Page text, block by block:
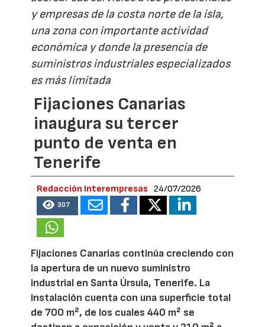
y empresas de la costa norte de la isla,
una zona con importante actividad
económica y donde la presencia de
suministros industriales especializados
es más limitada
Fijaciones Canarias
inaugura su tercer
punto de venta en
Tenerife
Redacción Interempresas 24/07/2026
307
Fijaciones Canarias continúa creciendo con
la apertura de un nuevo suministro
industrial en Santa Úrsula, Tenerife. La
instalación cuenta con una superficie total
de 700 m², de los cuales 440 m² se